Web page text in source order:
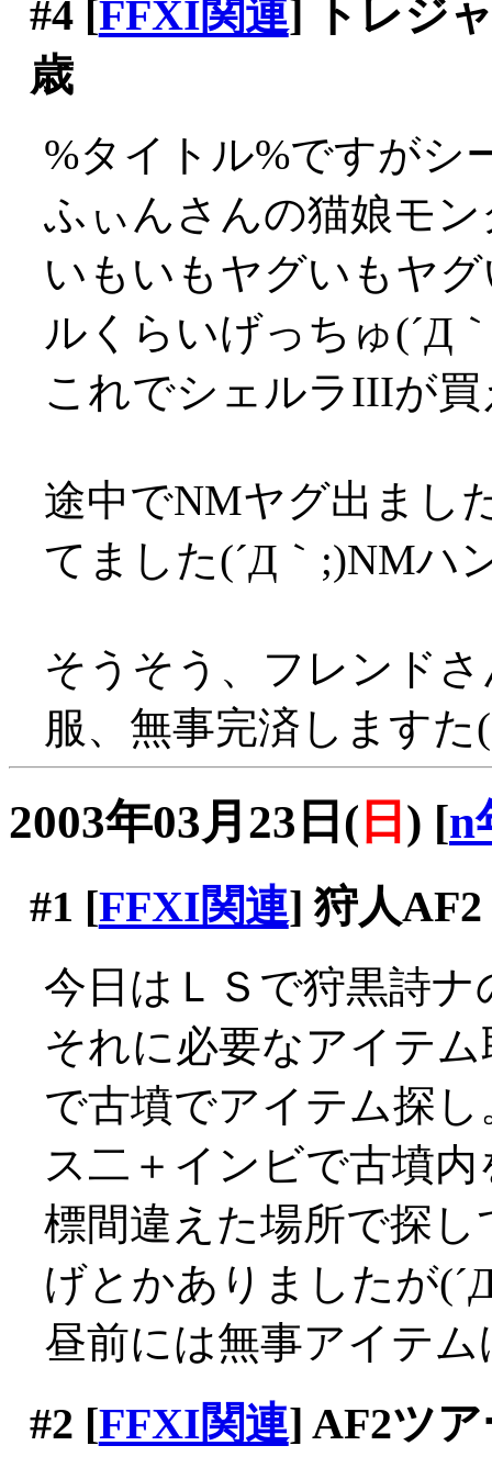
#4[FFXI関連] トレジ
歳
%タイトル%ですがシ
ふぃんさんの猫娘モ
いもいもヤグいもヤ
ルくらいげっちゅ(´Д
これでシェルラIIIが
途中でNMヤグ出まし
てました(´Д｀;)NMハ
そうそう、フレンド
服、無事完済します
2003年03月23日( 日 ) [n
#1 [FFXI関連] 狩人AF2
今日はＬＳで狩黒詩
それに必要なアイテ
で古墳でアイテム探し
ス二＋インビで古墳
標間違えた場所で探
げとかありましたが
昼前には無事アイテ
#2 [FFXI関連] AF2ツア